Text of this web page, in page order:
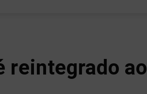
reintegrado ao